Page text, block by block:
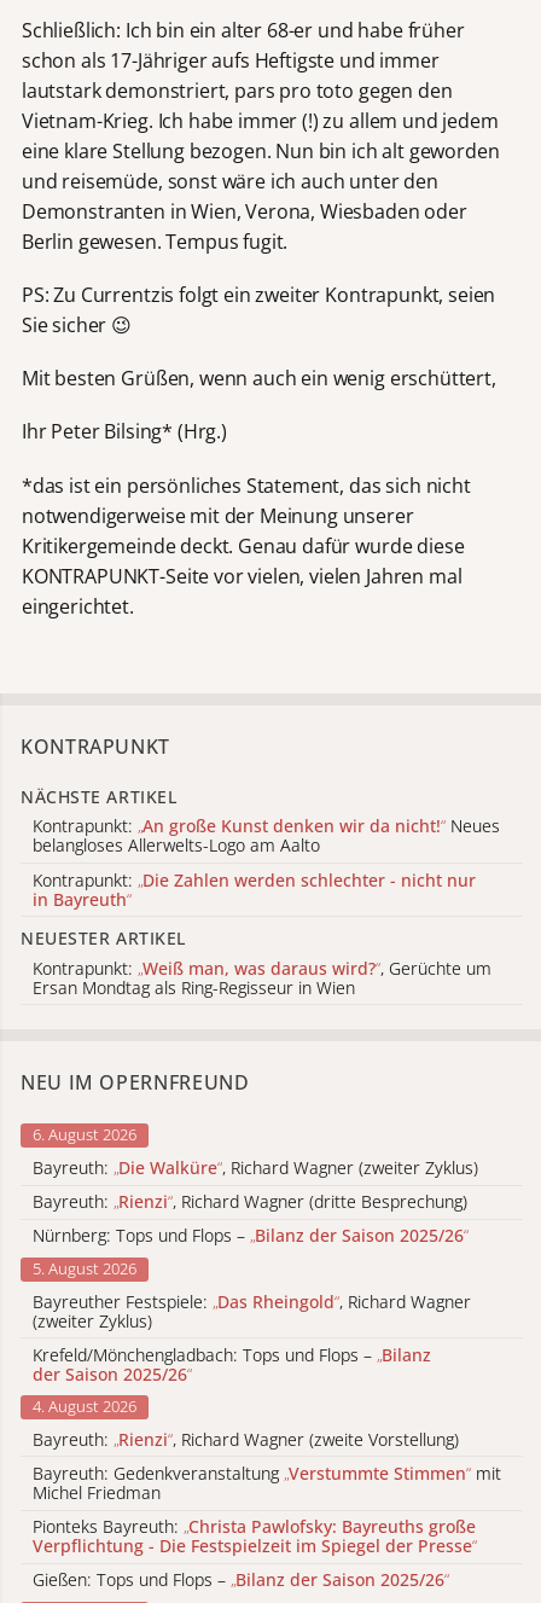
Schließlich: Ich bin ein alter 68-er und habe früher
schon als 17-Jähriger aufs Heftigste und immer
lautstark demonstriert, pars pro toto gegen den
Vietnam-Krieg. Ich habe immer (!) zu allem und jedem
eine klare Stellung bezogen. Nun bin ich alt geworden
und reisemüde, sonst wäre ich auch unter den
Demonstranten in Wien, Verona, Wiesbaden oder
Berlin gewesen. Tempus fugit.
PS: Zu Currentzis folgt ein zweiter Kontrapunkt, seien
Sie sicher 😉
Mit besten Grüßen, wenn auch ein wenig erschüttert,
Ihr Peter Bilsing* (Hrg.)
*das ist ein persönliches Statement, das sich nicht
notwendigerweise mit der Meinung unserer
Kritikergemeinde deckt. Genau dafür wurde diese
KONTRAPUNKT-Seite vor vielen, vielen Jahren mal
eingerichtet.
KONTRAPUNKT
NÄCHSTE ARTIKEL
Kontrapunkt: „An große Kunst denken wir da nicht!“ Neues
belangloses Allerwelts-Logo am Aalto
Kontrapunkt: „Die Zahlen werden schlechter - nicht nur
in Bayreuth“
NEUESTER ARTIKEL
Kontrapunkt: „Weiß man, was daraus wird?“, Gerüchte um
Ersan Mondtag als Ring-Regisseur in Wien
NEU IM OPERNFREUND
6. August 2026
Bayreuth: „Die Walküre“, Richard Wagner (zweiter Zyklus)
Bayreuth: „Rienzi“, Richard Wagner (dritte Besprechung)
Nürnberg: Tops und Flops – „Bilanz der Saison 2025/26“
5. August 2026
Bayreuther Festspiele: „Das Rheingold“, Richard Wagner
(zweiter Zyklus)
Krefeld/Mönchengladbach: Tops und Flops – „Bilanz
der Saison 2025/26“
4. August 2026
Bayreuth: „Rienzi“, Richard Wagner (zweite Vorstellung)
Bayreuth: Gedenkveranstaltung „Verstummte Stimmen“ mit
Michel Friedman
Pionteks Bayreuth: „Christa Pawlofsky: Bayreuths große
Verpflichtung - Die Festspielzeit im Spiegel der Presse“
Gießen: Tops und Flops – „Bilanz der Saison 2025/26“